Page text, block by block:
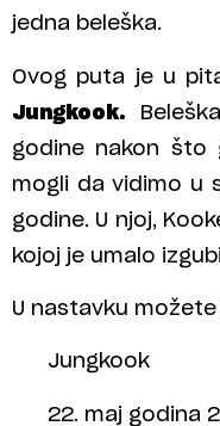
jedna beleška.
Ovog puta je u
Jungkook.
godine nakon što
mogli da vidimo u
godine. U njoj,
kojoj je umalo
U nastavku
Jungkook
22. maj godina